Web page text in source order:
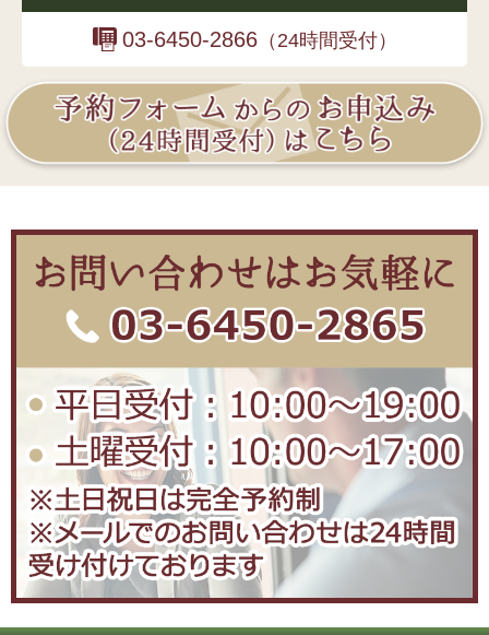
03-6450-2866（24時間受付）